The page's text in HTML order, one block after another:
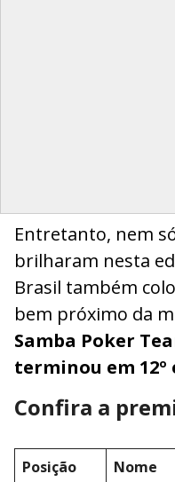
Entretanto, nem
brilharam nesta
Brasil também
bem próximo da
Samba Poker
terminou em 12º
Confira a
Posição Nome